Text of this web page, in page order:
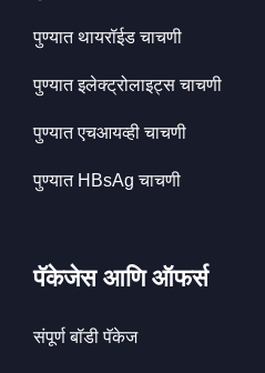
पुण्यात थायरॉईड चाचणी
पुण्यात इलेक्ट्रोलाइट्स चाचणी
पुण्यात एचआयव्ही चाचणी
पुण्यात HBsAg चाचणी
पॅकेजेस आणि ऑफर्स
संपूर्ण बॉडी पॅकेज